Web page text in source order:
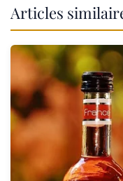
Articles